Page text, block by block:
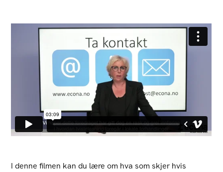
I denne filmen kan du lære om hva som skjer hvis